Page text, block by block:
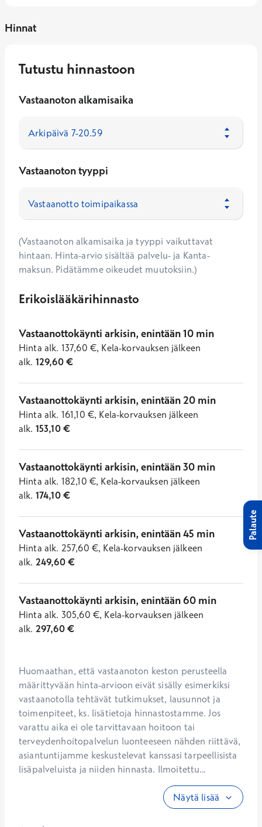
Hinnat
Tutustu hinnastoon
Vastaanoton alkamisaika
Vastaanoton tyyppi
(Vastaanoton alkamisaika ja tyyppi vaikuttavat
hintaan. Hinta-arvio sisältää palvelu- ja Kanta-
maksun. Pidätämme oikeudet muutoksiin.)
Erikoislääkärihinnasto
Vastaanottokäynti arkisin, enintään 10 min
Hinta alk. 137,60 €, Kela-korvauksen jälkeen
alk. 129,60€
Vastaanottokäynti arkisin, enintään 20 min
Hinta alk. 161,10 €, Kela-korvauksen jälkeen
alk. 153,10€
Vastaanottokäynti arkisin, enintään 30 min
Hinta alk. 182,10 €, Kela-korvauksen jälkeen
alk. 174,10€
Vastaanottokäynti arkisin, enintään 45 min
Hinta alk. 257,60 €, Kela-korvauksen jälkeen
alk. 249,60€
Vastaanottokäynti arkisin, enintään 60 min
Hinta alk. 305,60 €, Kela-korvauksen jälkeen
alk. 297,60€
Huomaathan, että vastaanoton keston perusteella
määrittyvään hinta-arvioon eivät sisälly esimerkiksi
vastaanotolla tehtävät tutkimukset, lausunnot ja
toimenpiteet, ks. lisätietoja hinnastostamme. Jos
varattu aika ei ole tarvittavaan hoitoon tai
terveydenhoitopalvelun luonteeseen nähden riittävä,
asiantuntijamme keskustelevat kanssasi tarpeellisista
lisäpalveluista ja niiden hinnasta. Ilmoitettu...
Näytä lisää
Palaute